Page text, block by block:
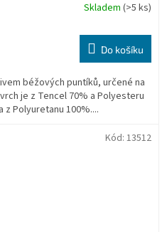
Skladem (>5 ks)
Do košíku
béžových puntíků, určené na
je z Tencel 70% a Polyesteru
Polyuretanu 100%....
Kód: 13512